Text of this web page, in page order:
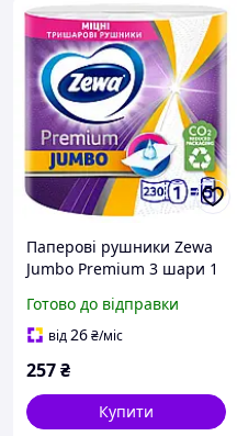
Паперові рушники Zewa
Jumbo Premium 3 шари 1
(7322541192017) (n366617)
Готово до відправки
від26₴/міс
257₴
Купити